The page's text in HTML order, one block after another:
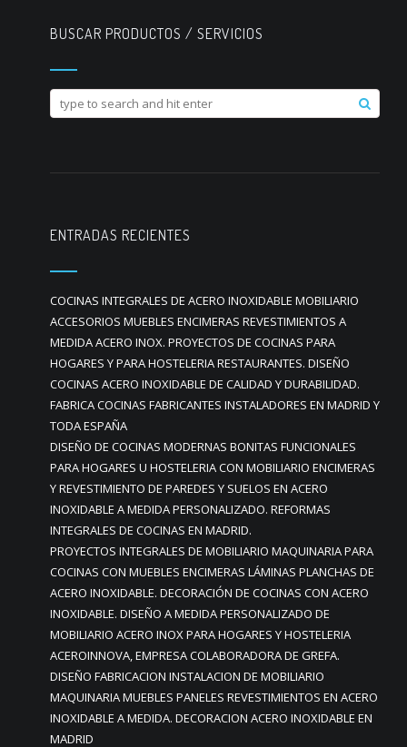
BUSCAR PRODUCTOS / SERVICIOS
ENTRADAS RECIENTES
COCINAS INTEGRALES DE ACERO INOXIDABLE MOBILIARIO
ACCESORIOS MUEBLES ENCIMERAS REVESTIMIENTOS A
MEDIDA ACERO INOX. PROYECTOS DE COCINAS PARA
HOGARES Y PARA HOSTELERIA RESTAURANTES. DISEÑO
COCINAS ACERO INOXIDABLE DE CALIDAD Y DURABILIDAD.
FABRICA COCINAS FABRICANTES INSTALADORES EN MADRID Y
TODA ESPAÑA
DISEÑO DE COCINAS MODERNAS BONITAS FUNCIONALES
PARA HOGARES U HOSTELERIA CON MOBILIARIO ENCIMERAS
Y REVESTIMIENTO DE PAREDES Y SUELOS EN ACERO
INOXIDABLE A MEDIDA PERSONALIZADO. REFORMAS
INTEGRALES DE COCINAS EN MADRID.
PROYECTOS INTEGRALES DE MOBILIARIO MAQUINARIA PARA
COCINAS CON MUEBLES ENCIMERAS LÁMINAS PLANCHAS DE
ACERO INOXIDABLE. DECORACIÓN DE COCINAS CON ACERO
INOXIDABLE. DISEÑO A MEDIDA PERSONALIZADO DE
MOBILIARIO ACERO INOX PARA HOGARES Y HOSTELERIA
ACEROINNOVA, EMPRESA COLABORADORA DE GREFA.
DISEÑO FABRICACION INSTALACION DE MOBILIARIO
MAQUINARIA MUEBLES PANELES REVESTIMIENTOS EN ACERO
INOXIDABLE A MEDIDA. DECORACION ACERO INOXIDABLE EN
MADRID